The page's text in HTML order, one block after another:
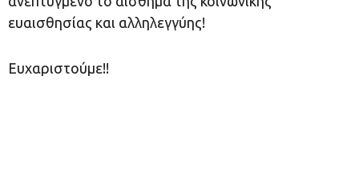
ευαισθησίας και αλληλεγγύης!
Ευχαριστούμε!!